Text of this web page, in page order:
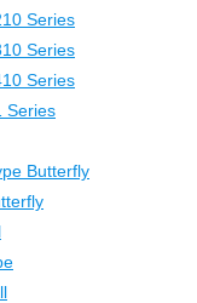
Series
Series
Series
Series
Butterfly